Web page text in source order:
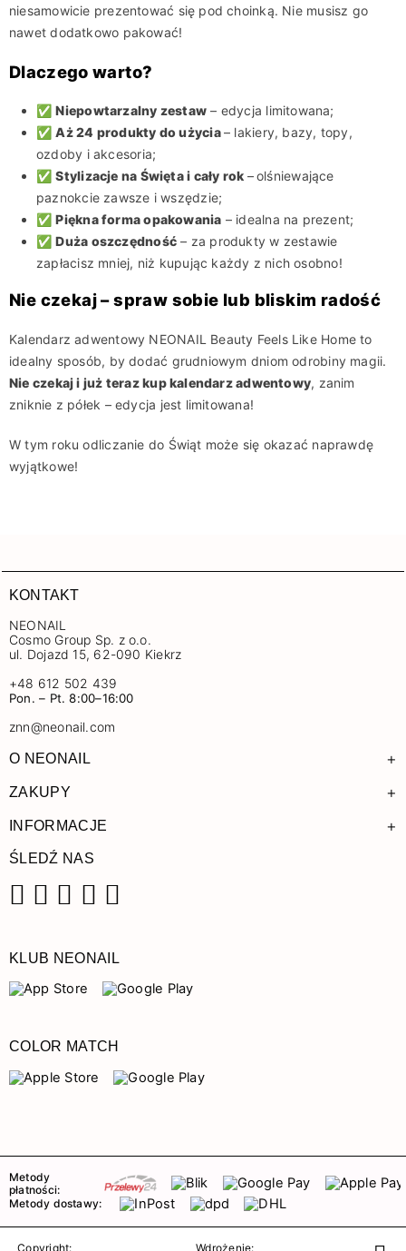
niesamowicie prezentować się pod choinką. Nie musisz go
nawet dodatkowo pakować!
Dlaczego warto?
✅Niepowtarzalny zestaw – edycja limitowana;
✅Aż 24 produkty do użycia– lakiery, bazy, topy,
ozdoby i akcesoria;
✅Stylizacje na Święta i cały rok –olśniewające
paznokcie zawsze i wszędzie;
✅Piękna forma opakowania – idealna na prezent;
✅Duża oszczędność– za produkty w zestawie
zapłacisz mniej, niż kupując każdy z nich osobno!
Nie czekaj – spraw sobie lub bliskim radość
Kalendarz adwentowy NEONAIL Beauty Feels Like Home to
idealny sposób, by dodać grudniowym dniom odrobiny magii.
Nie czekaj i już teraz kup kalendarz adwentowy, zanim
zniknie z półek – edycja jest limitowana!
W tym roku odliczanie do Świąt może się okazać naprawdę
wyjątkowe!
KONTAKT
NEONAIL
Cosmo Group Sp. z o.o.
ul. Dojazd 15, 62-090 Kiekrz
+48 612 502 439
Pon. – Pt. 8:00–16:00
znn@neonail.com
O NEONAIL +
ZAKUPY +
INFORMACJE +
ŚLEDŹ NAS
KLUB NEONAIL
COLOR MATCH
Metody
płatności:
Metody dostawy:
Copyright: Wdrożenie: